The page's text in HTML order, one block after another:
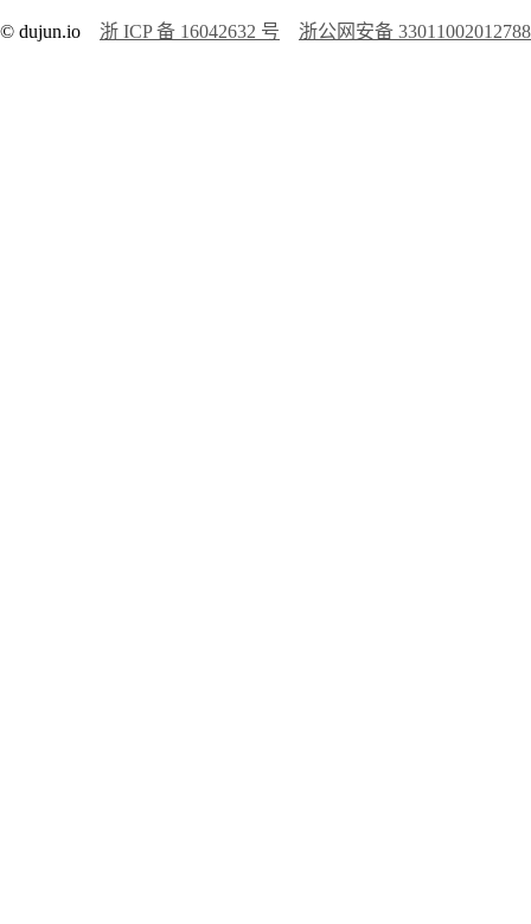
© dujun.io 浙 ICP 备 16042632 号 浙公网安备